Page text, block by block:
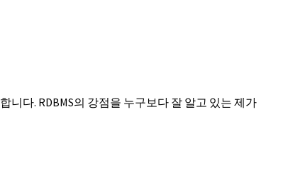
니다. RDBMS의 강점을 누구보다 잘 알고 있는 제가